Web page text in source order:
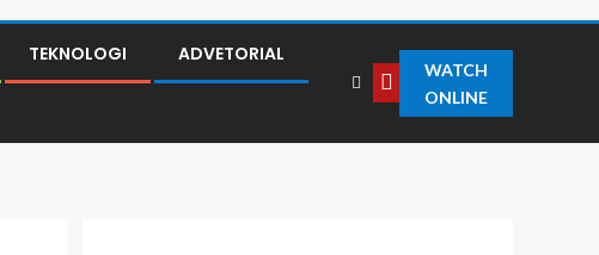
TEKNOLOGI ADVETORIAL
WATCH
ONLINE